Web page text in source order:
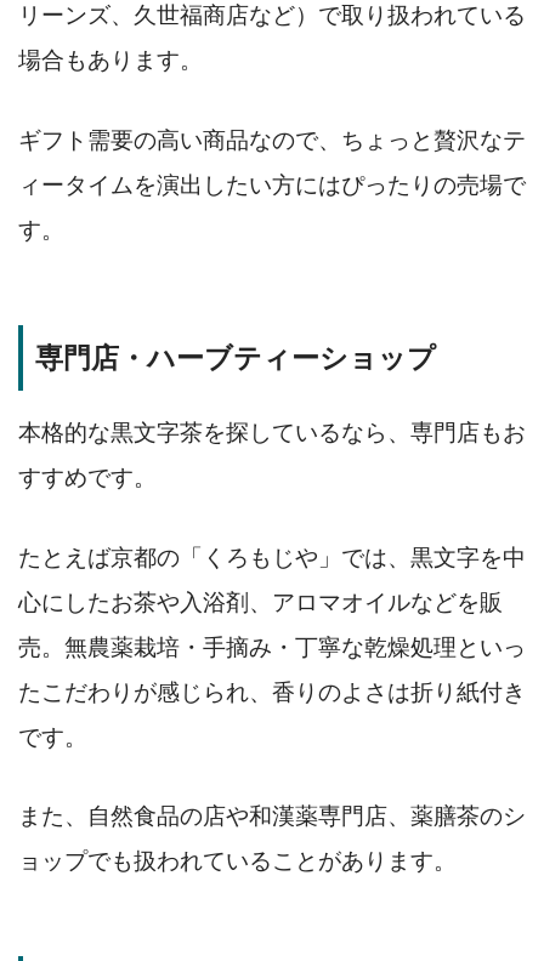
リーンズ、久世福商店など）で取り扱われている
場合もあります。
ギフト需要の高い商品なので、ちょっと贅沢なテ
ィータイムを演出したい方にはぴったりの売場で
す。
専門店・ハーブティーショップ
本格的な黒文字茶を探しているなら、専門店もお
すすめです。
たとえば京都の「くろもじや」では、黒文字を中
心にしたお茶や入浴剤、アロマオイルなどを販
売。無農薬栽培・手摘み・丁寧な乾燥処理といっ
たこだわりが感じられ、香りのよさは折り紙付き
です。
また、自然食品の店や和漢薬専門店、薬膳茶のシ
ョップでも扱われていることがあります。